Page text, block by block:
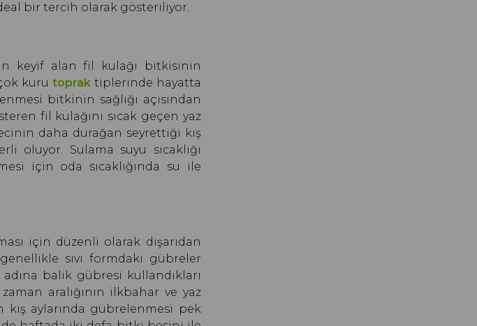
bir tercih olarak gösteriliyor.
keyif alan fil kulağı bitkisinin
kuru topraktiplerinde hayatta
bitkinin sağlığı açısından
fil kulağını sıcak geçen yaz
daha durağan seyrettiği kış
oluyor. Sulama suyu sıcaklığı
için oda sıcaklığında su ile
için düzenli olarak dışarıdan
sıvı formdaki gübreler
balık gübresi kullandıkları
aralığının ilkbahar ve yaz
aylarında gübrelenmesi pek